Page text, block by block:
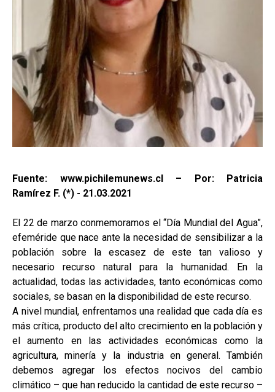
Fuente: www.pichilemunews.cl – Por: Patricia
Ramírez F. (*) - 21.03.2021
El 22 de marzo conmemoramos el “Día Mundial del Agua”,
efeméride que nace ante la necesidad de sensibilizar a la
población sobre la escasez de este tan valioso y
necesario recurso natural para la humanidad. En la
actualidad, todas las actividades, tanto económicas como
sociales, se basan en la disponibilidad de este recurso.
A nivel mundial, enfrentamos una realidad que cada día es
más crítica, producto del alto crecimiento en la población y
el aumento en las actividades económicas como la
agricultura, minería y la industria en general. También
debemos agregar los efectos nocivos del cambio
climático – que han reducido la cantidad de este recurso –